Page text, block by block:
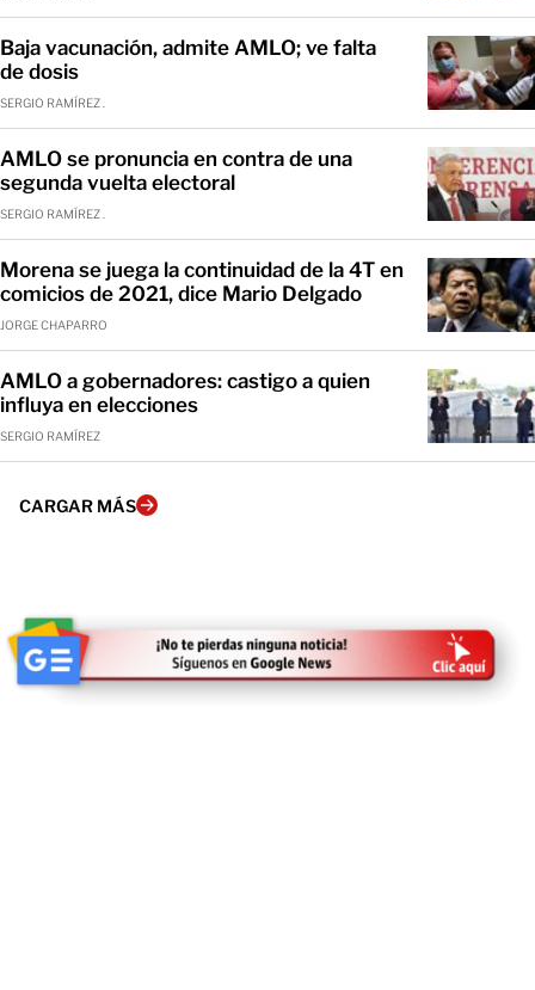
Baja vacunación, admite AMLO; ve falta
de dosis
SERGIO RAMÍREZ .
AMLO se pronuncia en contra de una
segunda vuelta electoral
SERGIO RAMÍREZ .
Morena se juega la continuidad de la 4T en
comicios de 2021, dice Mario Delgado
JORGE CHAPARRO
AMLO a gobernadores: castigo a quien
influya en elecciones
SERGIO RAMÍREZ
CARGAR MÁS